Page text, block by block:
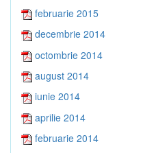
februarie 2015
decembrie 2014
octombrie 2014
august 2014
iunie 2014
aprilie 2014
februarie 2014